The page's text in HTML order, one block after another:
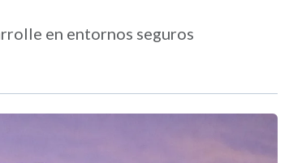
en entornos seguros